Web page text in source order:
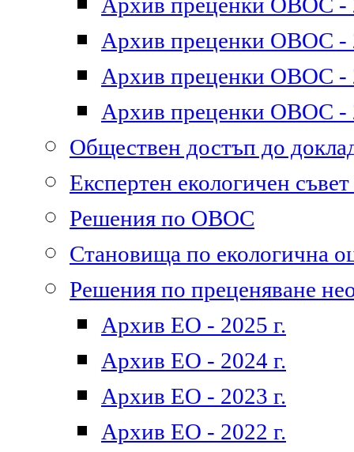
Архив преценки ОВОС -
Архив преценки ОВОС -
Архив преценки ОВОС -
Архив преценки ОВОС -
Обществен достъп до
Експертен екологичен
Решения по ОВОС
Становища по екологична
Решения по преценяване
Архив ЕО - 2025 г.
Архив ЕО - 2024 г.
Архив ЕО - 2023 г.
Архив ЕО - 2022 г.